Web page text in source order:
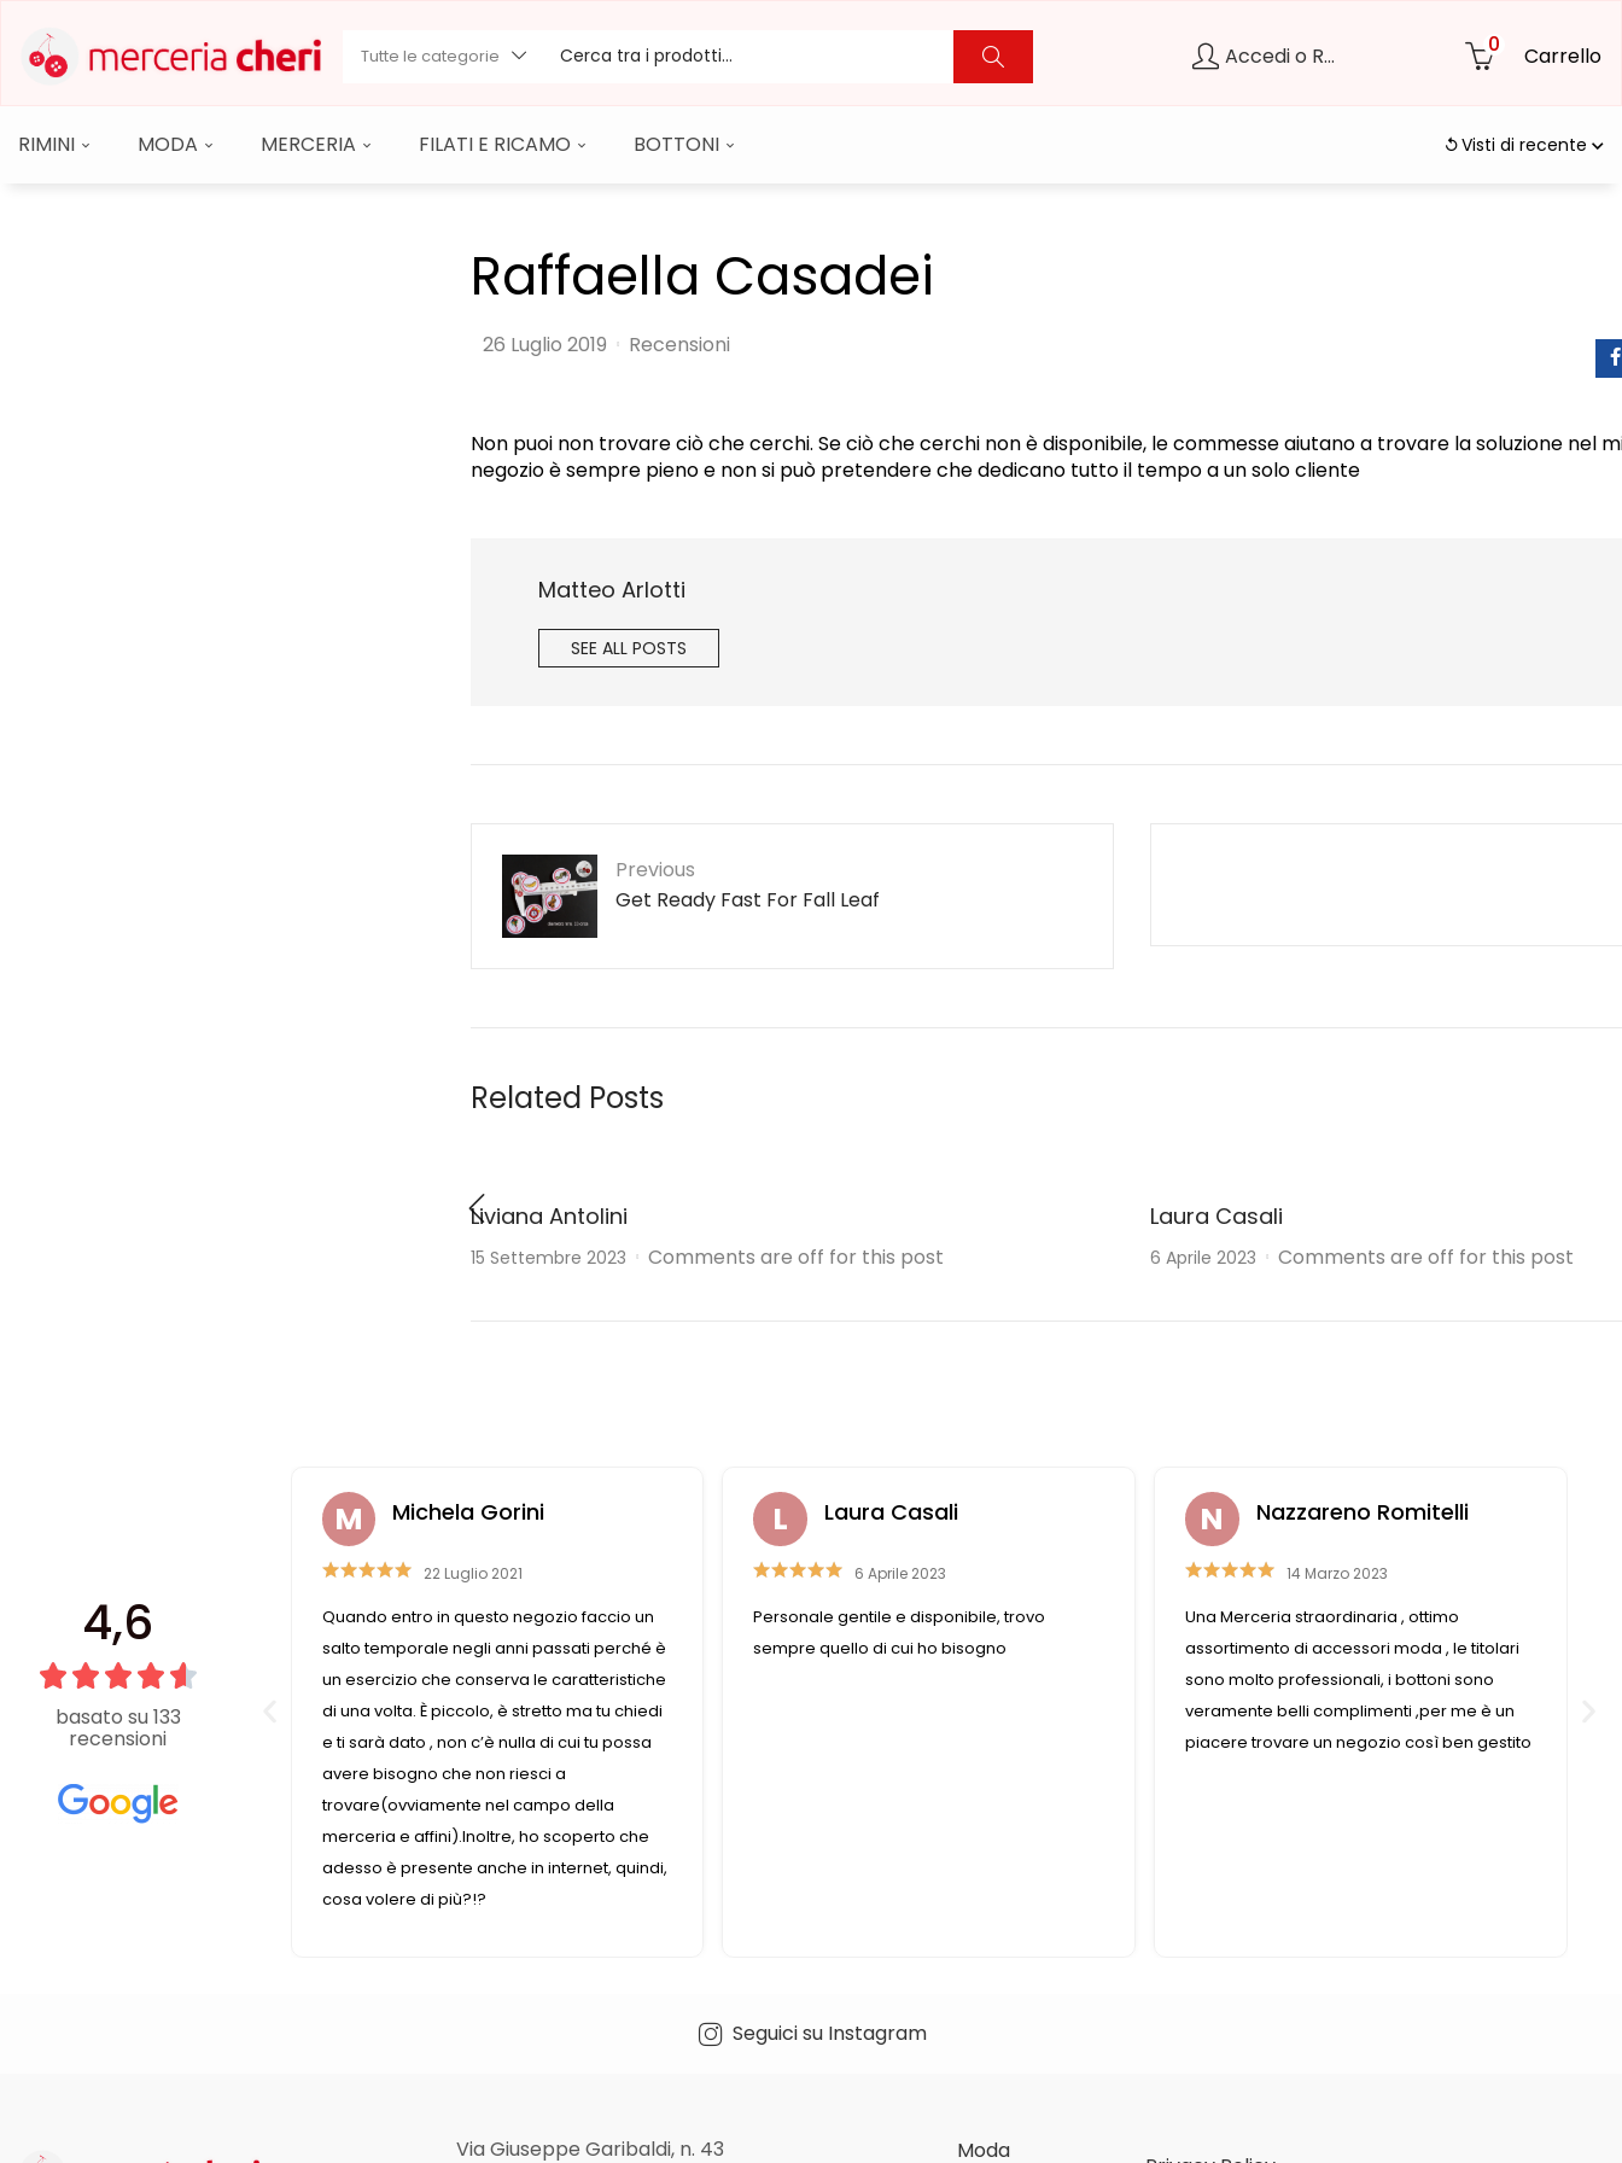
Tutte le categorie Accedi o Registrati 0 Carrello
RIMINI MODA MERCERIA FILATI E RICAMO BOTTONI Visti di recente
Raffaella Casadei
26 Luglio 2019 Recensioni
Non puoi non trovare ciò che cerchi. Se ciò che cerchi non è disponibile, le commesse aiutano a trovare la soluzione nel
negozio è sempre pieno e non si può pretendere che dedicano tutto il tempo a un solo cliente
Matteo Arlotti
SEE ALL POSTS
Previous
Get Ready Fast For Fall Leaf
Related Posts
Liviana Antolini
15 Settembre 2023 Comments are off for this post
Laura Casali
6 Aprile 2023 Comments are off for this post
4,6
basato su 133
recensioni
Quando entro in questo negozio faccio un
salto temporale negli anni passati perché è
un esercizio che conserva le caratteristiche
di una volta. È piccolo, è stretto ma tu chiedi
e ti sarà dato , non c’è nulla di cui tu possa
trovare(ovviamente nel campo della
merceria e affini).Inoltre, ho scoperto che
adesso è presente anche in internet, quindi,
Laura Casali
Personale gentile e disponibile, trovo
sempre quello di cui ho bisogno
Una Merceria straordinaria , ottimo
assortimento di accessori moda , le titolari
sono molto professionali, i bottoni sono
veramente belli complimenti ,per me è un
piacere trovare un negozio così ben gestito
Liviana Antolini
Competenza e gentilezza
questo negozio fornitissimo nel suo
Seguici su Instagram
Via Giuseppe Garibaldi, n. 43 Moda